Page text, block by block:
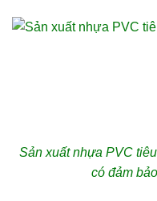
Sản xuất nhựa PVC
có đảm